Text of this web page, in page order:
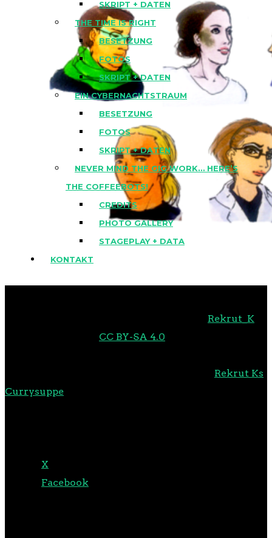
SKRIPT + DATEN
THE TIME IS RIGHT
BESETZUNG
FOTOS
SKRIPT + DATEN
EIN CYBERNACHTSTRAUM
BESETZUNG
FOTOS
SKRIPT + DATEN
NEVER MIND THE GIG WORK… HERE’S
THE COFFEEBOTS!
CREDITS
PHOTO GALLERY
STAGEPLAY + DATA
KONTAKT
Rekrut_K
CC BY-SA 4.0
Rekrut Ks
Currysuppe
X
Facebook